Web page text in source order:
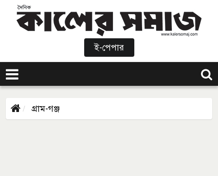
ই-পেপার
গ্রাম-গঞ্জ